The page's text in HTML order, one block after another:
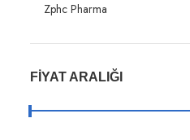
Zphc Pharma
FIYAT ARALIĞI